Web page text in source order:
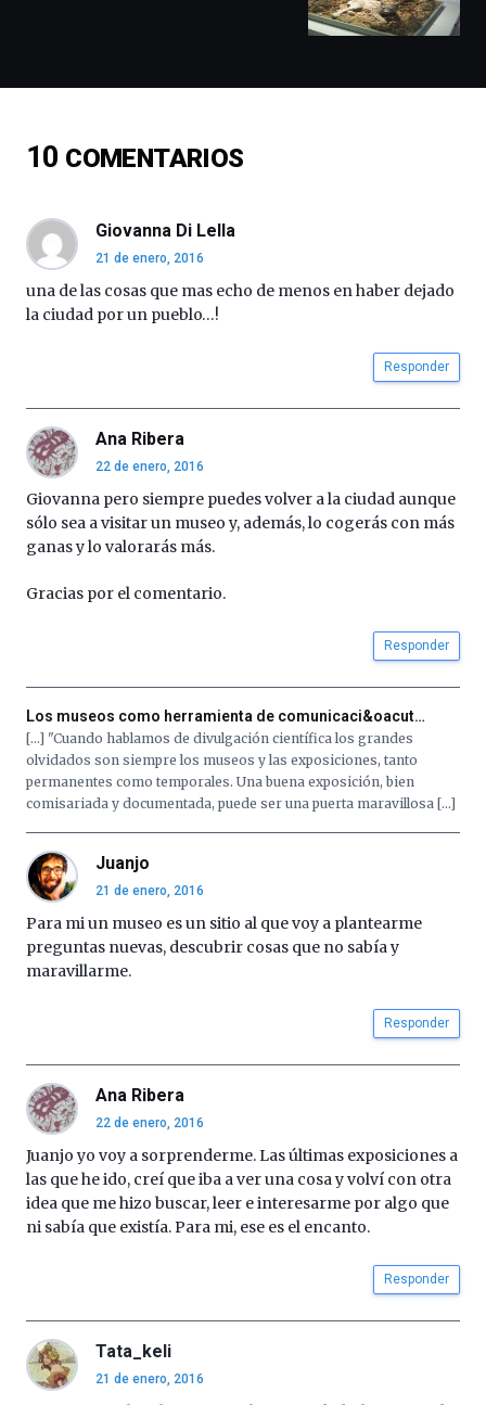
de
16
4
de
octubre.
La
Cátedra…
10 COMENTARIOS
Giovanna Di Lella
21 de enero, 2016
una de las cosas que mas echo de menos en haber dejado
la ciudad por un pueblo…!
Responder
Ana Ribera
22 de enero, 2016
Giovanna pero siempre puedes volver a la ciudad aunque
sólo sea a visitar un museo y, además, lo cogerás con más
ganas y lo valorarás más.
Gracias por el comentario.
Responder
Los museos como herramienta de comunicaci&oacut…
[…] "Cuando hablamos de divulgación científica los grandes
olvidados son siempre los museos y las exposiciones, tanto
permanentes como temporales. Una buena exposición, bien
comisariada y documentada, puede ser una puerta maravillosa […]
Juanjo
21 de enero, 2016
Para mi un museo es un sitio al que voy a plantearme
preguntas nuevas, descubrir cosas que no sabía y
maravillarme.
Responder
Ana Ribera
22 de enero, 2016
Juanjo yo voy a sorprenderme. Las últimas exposiciones a
las que he ido, creí que iba a ver una cosa y volví con otra
idea que me hizo buscar, leer e interesarme por algo que
ni sabía que existía. Para mi, ese es el encanto.
Responder
Tata_keli
21 de enero, 2016